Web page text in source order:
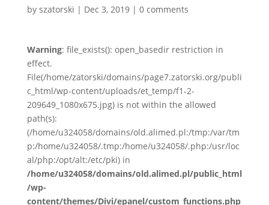
by szatorski | Dec 3, 2019| 0 comments
Warning: file_exists(): open_basedir restriction in
effect.
File(/home/zatorski/domains/page7.zatorski.org/publi
c_html/wp-content/uploads/et_temp/f1-2-
209649_1080x675.jpg) is not within the allowed
path(s):
(/home/u324058/domains/old.alimed.pl:/tmp:/var/tm
p:/home/u324058/.tmp:/home/u324058/.php:/usr/loc
al/php:/opt/alt:/etc/pki) in
/home/u324058/domains/old.alimed.pl/public_html
/wp-
content/themes/Divi/epanel/custom_functions.php